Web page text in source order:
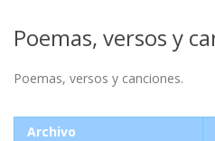
Poemas, versos y
Poemas, versos y canciones.
Archivo